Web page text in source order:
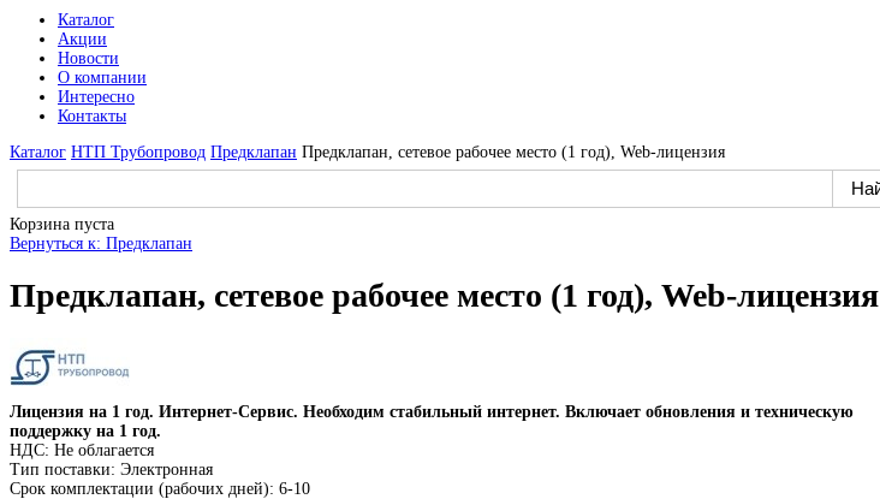
Каталог
Акции
Новости
О компании
Интересно
Контакты
Каталог НТП Трубопровод Предклапан Предклапан, сетевое рабочее место (1 год), Web-лицензия
Корзина пуста
Вернуться к: Предклапан
Предклапан, сетевое рабочее место (1 год), Web-лицензия
Лицензия на 1 год. Интернет-Сервис. Необходим стабильный интернет. Включает обновления и техническую
поддержку на 1 год.
НДС: Не облагается
Тип поставки: Электронная
Срок комплектации (рабочих дней): 6-10